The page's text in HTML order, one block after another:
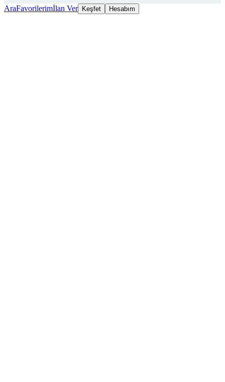
AraFavorilerimİlan Ver Keşfet Hesabım